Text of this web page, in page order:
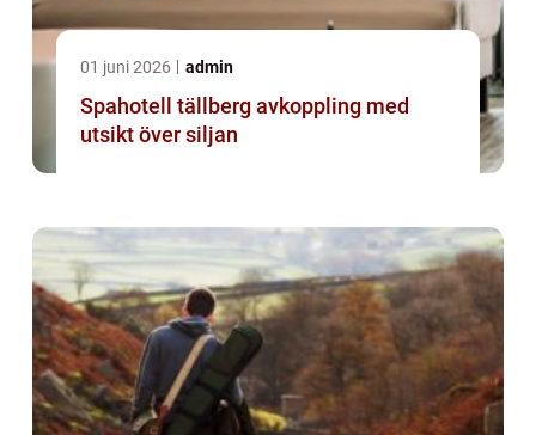
01 juni 2026 admin
Spahotell tällberg avkoppling med
utsikt över siljan